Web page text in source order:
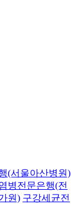
(서울아산병원)
병전문은행(전
원) 구강세균전